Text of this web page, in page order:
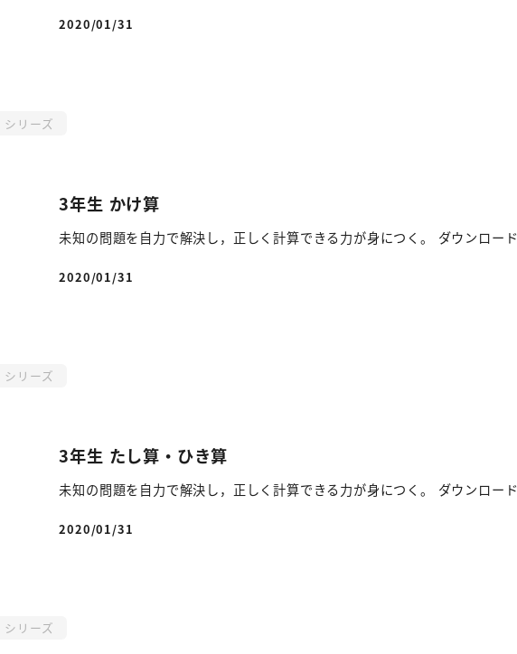
投稿日
2020/01/31
シリーズ
3年生 かけ算
未知の問題を自力で解決し，正しく計算できる力が身につく。 ダウンロード
投稿日
2020/01/31
シリーズ
3年生 たし算・ひき算
未知の問題を自力で解決し，正しく計算できる力が身につく。 ダウンロード
投稿日
2020/01/31
シリーズ